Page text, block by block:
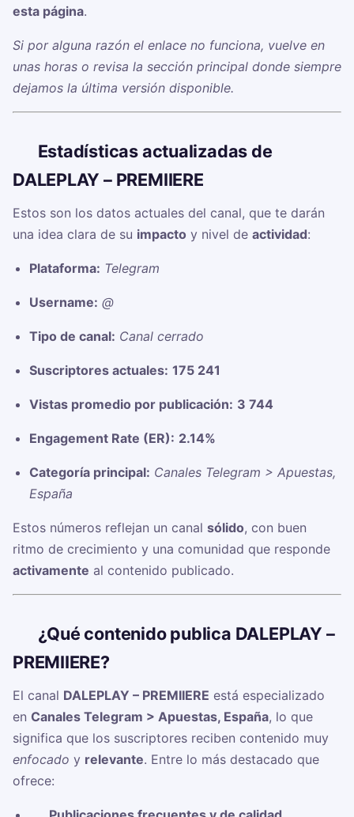
esta página.
Si por alguna razón el enlace no funciona, vuelve en
unas horas o revisa la sección principal donde siempre
dejamos la última versión disponible.
Estadísticas actualizadas de
DALEPLAY – PREMIIERE
Estos son los datos actuales del canal, que te darán
una idea clara de su impacto y nivel de actividad:
Plataforma: Telegram
Username: @
Tipo de canal: Canal cerrado
Suscriptores actuales: 175 241
Vistas promedio por publicación: 3 744
Engagement Rate (ER): 2.14%
Categoría principal: Canales Telegram > Apuestas,
España
Estos números reflejan un canal sólido, con buen
ritmo de crecimiento y una comunidad que responde
activamente al contenido publicado.
¿Qué contenido publica DALEPLAY –
PREMIIERE?
El canal DALEPLAY – PREMIIERE está especializado
en Canales Telegram > Apuestas, España, lo que
significa que los suscriptores reciben contenido muy
enfocado y relevante. Entre lo más destacado que
ofrece: